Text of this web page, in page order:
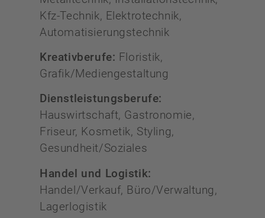
Kfz-Technik, Elektrotechnik,
Automatisierungstechnik
Kreativberufe: Floristik,
Grafik/Mediengestaltung
Dienstleistungsberufe:
Hauswirtschaft, Gastronomie,
Friseur, Kosmetik, Styling,
Gesundheit/Soziales
Handel und Logistik:
Handel/Verkauf, Büro/Verwaltung,
Lagerlogistik